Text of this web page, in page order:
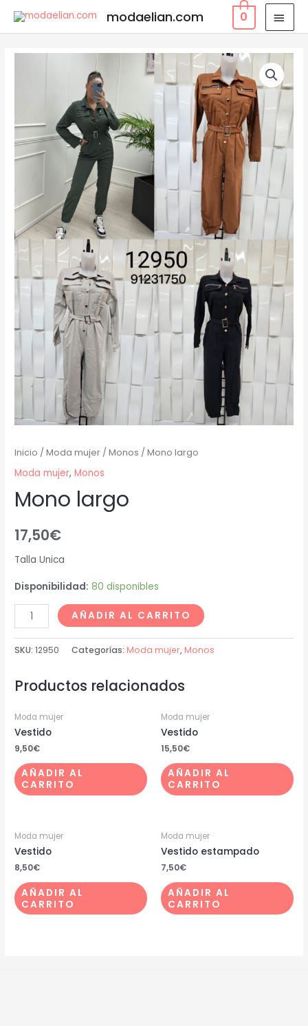
modaelian.com 0
Inicio /Moda mujer /Monos / Mono largo
Moda mujer,Monos
Mono largo
17,50€
Talla Unica
Disponibilidad: 80 disponibles
AÑADIR AL CARRITO
SKU:12950 Categorías: Moda mujer, Monos
Productos relacionados
Moda mujer
Vestido
9,50€
AÑADIR AL
CARRITO
Moda mujer
Vestido
15,50€
AÑADIR AL
CARRITO
Moda mujer
Vestido
8,50€
AÑADIR AL
CARRITO
Moda mujer
Vestido estampado
7,50€
AÑADIR AL
CARRITO